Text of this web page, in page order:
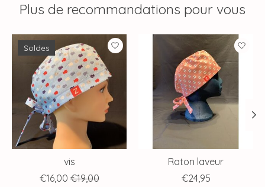
Plus de recommandations pour vous
Articles du carrousel de produits
Soldes
vis
€16,00 €19,00
Raton laveur
€24,95